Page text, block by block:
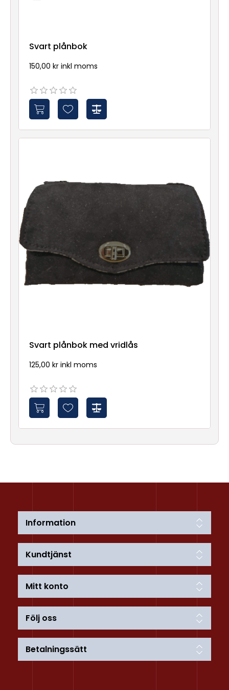
Svart plånbok
150,00 kr inkl moms
Svart plånbok med vridlås
125,00 kr inkl moms
Information
Kundtjänst
Mitt konto
Följ oss
Betalningssätt